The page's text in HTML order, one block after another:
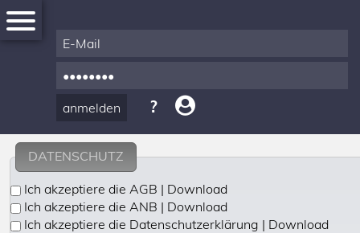
News
DATENSCHUTZ
Ich akzeptiere die AGB | Download
Ich akzeptiere die ANB | Download
Ich akzeptiere die Datenschutzerklärung | Download